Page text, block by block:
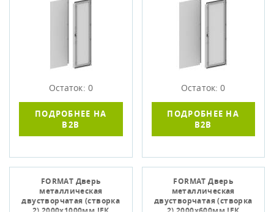
Остаток: 0
ПОДРОБНЕЕ НА
B2B
Остаток: 0
ПОДРОБНЕЕ НА
B2B
FORMAT Дверь
металлическая
двустворчатая (створка
FORMAT Дверь
металлическая
двустворчатая (створка